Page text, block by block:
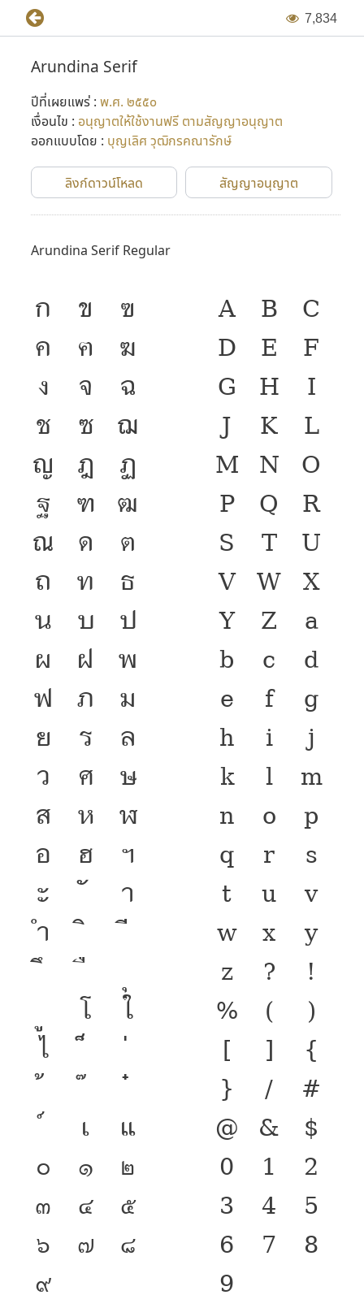
7,834
Arundina Serif
ปีที่เผยแพร่ : พ.ศ. ๒๕๕๐
เงื่อนไข : อนุญาตให้ใช้งานฟรี ตามสัญญาอนุญาต
ออกแบบโดย : บุญเลิศ วุฒิกรคณารักษ์
ลิงก์ดาวน์โหลด สัญญาอนุญาต
Arundina Serif Regular
ก ข
ฃ
ค
ฅ
ฆ
ง
จ
ฉ
ช
ซ ฌ
ญ ฎ
ฏ
ฐ
ฑ ฒ
ณ ด
ต
ถ
ท
ธ
น
บ
ป
ผ
ฝ
พ
ฟ
ภ
ม
ย
ร
ล
ว
ศ
ษ
ส
ห ฬ
อ
ฮ
ฯ
ะ
า
ำ
โ
ใ
ไ
เ
แ
๐
๑
๒
๓
๔
๕
๖
๗
๘
๙
A B C
D E
F
G H
I
J
K
L
M N O
P Q R
S
T U
V W X
Y
Z
a
b
c
d
e
f
g
h
i
j
k
l
m
n
o
p
q
r
s
t
u
v
w x
y
z
?
!
%
(
)
[
]
{
}
/
#
@ &
$
0
1
2
3
4
5
6
7
8
9